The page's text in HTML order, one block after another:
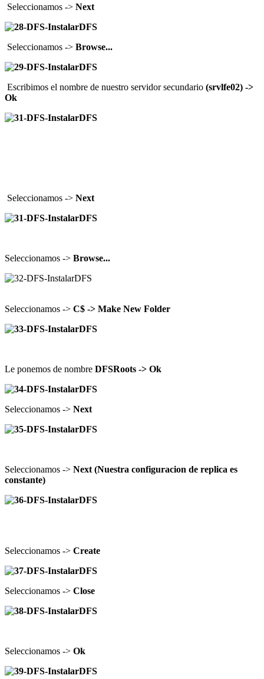
Seleccionamos -> Next
Seleccionamos -> Browse...
Escribimos el nombre de nuestro servidor secundario (srvlfe02) ->
Ok
Seleccionamos -> Next
Seleccionamos -> Browse...
Seleccionamos -> C$ -> Make New Folder
Le ponemos de nombre DFSRoots -> Ok
Seleccionamos -> Next
Seleccionamos -> Next (Nuestra configuracion de replica es
constante)
Seleccionamos -> Create
Seleccionamos -> Close
Seleccionamos -> Ok